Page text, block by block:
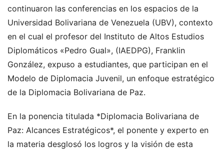
continuaron las conferencias en los espacios de la
Universidad Bolivariana de Venezuela (UBV), contexto
en el cual el profesor del Instituto de Altos Estudios
Diplomáticos «Pedro Gual», (IAEDPG), Franklin
González, expuso a estudiantes, que participan en el
Modelo de Diplomacia Juvenil, un enfoque estratégico
de la Diplomacia Bolivariana de Paz.
En la ponencia titulada *Diplomacia Bolivariana de
Paz: Alcances Estratégicos*, el ponente y experto en
la materia desglosó los logros y la visión de esta